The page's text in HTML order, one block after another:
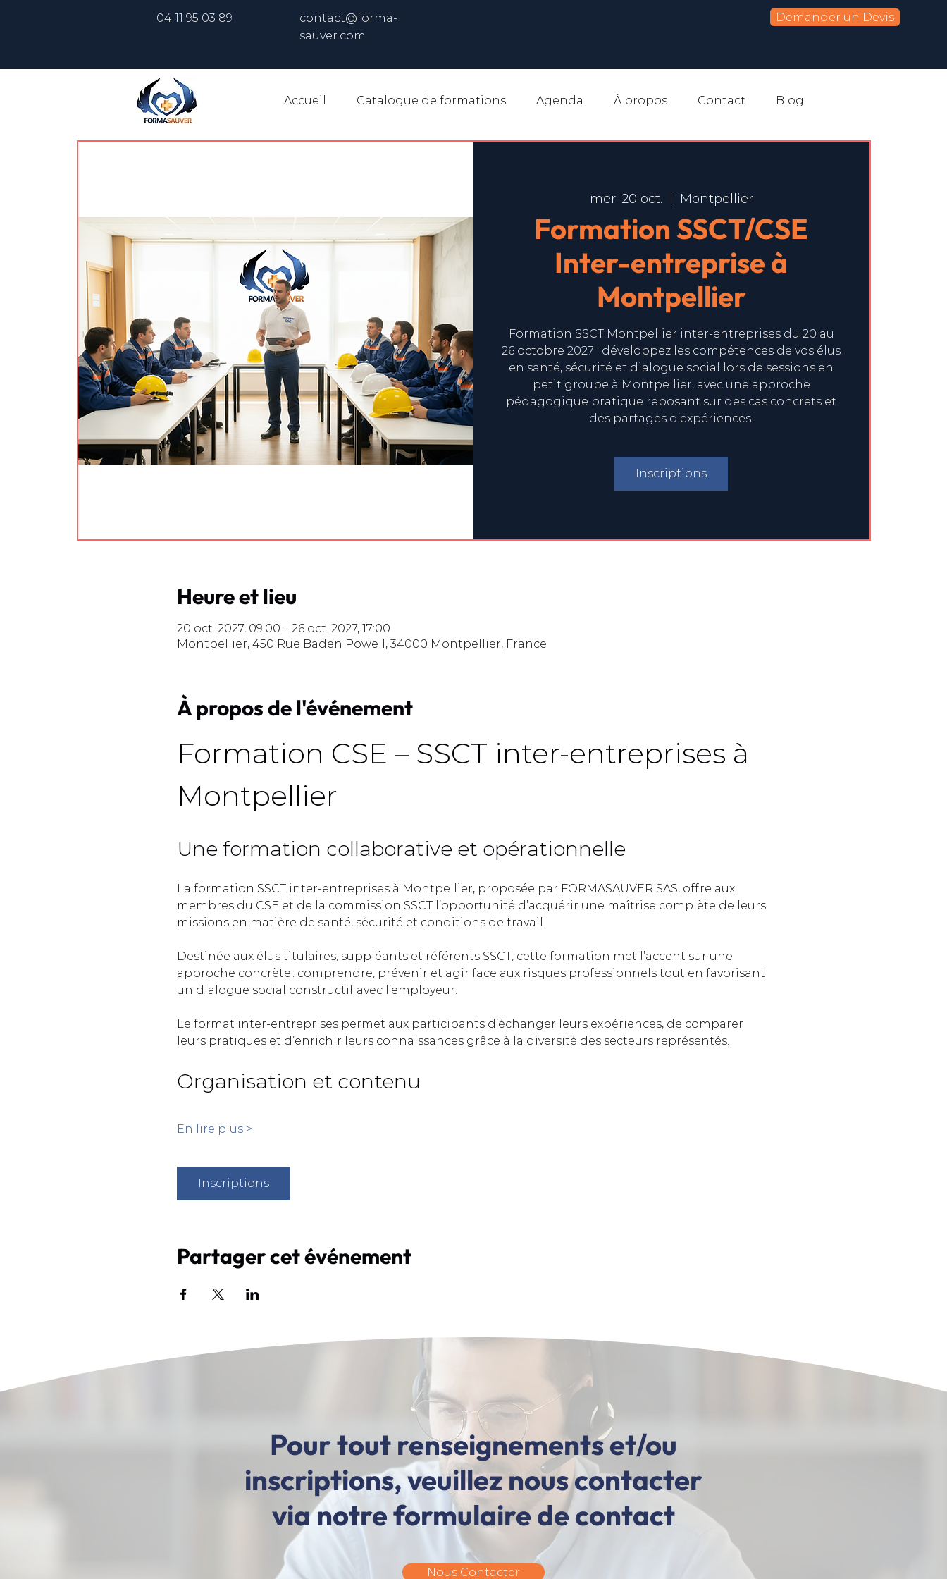
04 11 95 03 89
contact@forma-
sauver.com
Demander un Devis
Accueil Catalogue de formations Agenda À propos Contact Blog
mer. 20 oct. Montpellier
Formation SSCT/CSE
Inter-entreprise à
Montpellier
Formation SSCT Montpellier inter-entreprises du 20 au
26 octobre 2027 : développez les compétences de vos élus
en santé, sécurité et dialogue social lors de sessions en
petit groupe à Montpellier, avec une approche
pédagogique pratique reposant sur des cas concrets et
des partages d’expériences.
Inscriptions
Heure et lieu
20 oct. 2027, 09:00 – 26 oct. 2027, 17:00
Montpellier, 450 Rue Baden Powell, 34000 Montpellier, France
À propos de l'événement
Formation CSE – SSCT inter-entreprises à
Montpellier
Une formation collaborative et opérationnelle
La formation SSCT inter-entreprises à Montpellier, proposée par FORMASAUVER SAS, offre aux
membres du CSE et de la commission SSCT l’opportunité d’acquérir une maîtrise complète de leurs
missions en matière de santé, sécurité et conditions de travail.
Destinée aux élus titulaires, suppléants et référents SSCT, cette formation met l’accent sur une
approche concrète : comprendre, prévenir et agir face aux risques professionnels tout en favorisant
un dialogue social constructif avec l’employeur.
Le format inter-entreprises permet aux participants d’échanger leurs expériences, de comparer
leurs pratiques et d’enrichir leurs connaissances grâce à la diversité des secteurs représentés.
Organisation et contenu
En lire plus >
Inscriptions
Partager cet événement
Pour tout renseignements et/ou
inscriptions, veuillez nous contacter
via notre formulaire de contact
Nous Contacter